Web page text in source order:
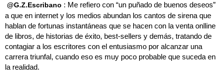
@G.Z.Escribano : Me refiero con “un puñado de buenos deseos”
a que en internet y los medios abundan los cantos de sirena que
hablan de fortunas instantáneas que se hacen con la venta onlline
de libros, de historias de éxito, best-sellers y demás, tratando de
contagiar a los escritores con el entusiasmo por alcanzar una
carrera triunfal, cuando eso es muy poco probable que suceda en
la realidad.